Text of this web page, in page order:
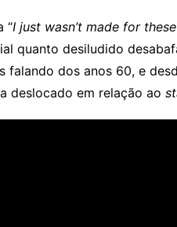
“I just wasn’t made for
quanto desiludido
falando dos anos 60, e
deslocado em relação ao